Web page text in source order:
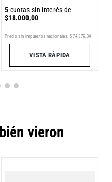
5 cuotas sin interés de
$18.000,00
Precio sin impuestos nacionales: $ 74.379 34
VISTA RÁPIDA
vieron